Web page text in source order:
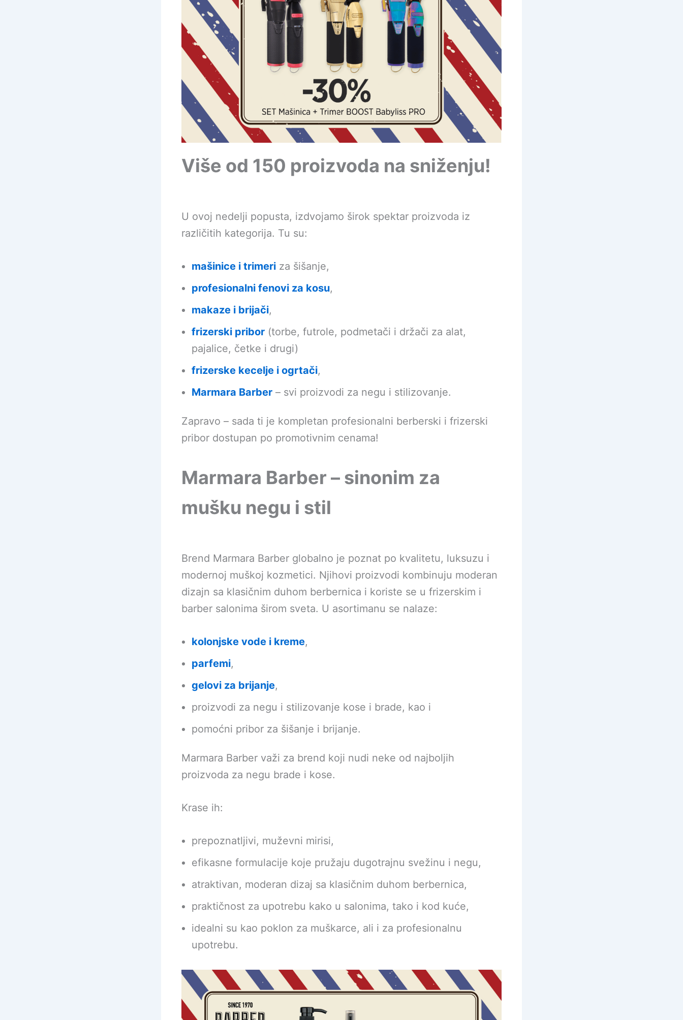
Više od 150 proizvoda na sniženju!
U ovoj nedelji popusta, izdvojamo širok spektar proizvoda iz
različitih kategorija. Tu su:
mašinice i trimeri za šišanje,
profesionalni fenovi za kosu,
makaze i brijači,
frizerski pribor (torbe, futrole, podmetači i držači za alat,
pajalice, četke i drugi)
frizerske kecelje i ogrtači,
Marmara Barber – svi proizvodi za negu i stilizovanje.
Zapravo – sada ti je kompletan profesionalni berberski i frizerski
pribor dostupan po promotivnim cenama!
Marmara Barber – sinonim za
mušku negu i stil
Brend Marmara Barber globalno je poznat po kvalitetu, luksuzu i
modernoj muškoj kozmetici. Njihovi proizvodi kombinuju moderan
dizajn sa klasičnim duhom berbernica i koriste se u frizerskim i
barber salonima širom sveta. U asortimanu se nalaze:
kolonjske vode i kreme,
parfemi,
gelovi za brijanje,
proizvodi za negu i stilizovanje kose i brade, kao i
pomoćni pribor za šišanje i brijanje.
Marmara Barber važi za brend koji nudi neke od najboljih
proizvoda za negu brade i kose.
Krase ih:
prepoznatljivi, muževni mirisi,
efikasne formulacije koje pružaju dugotrajnu svežinu i negu,
atraktivan, moderan dizaj sa klasičnim duhom berbernica,
praktičnost za upotrebu kako u salonima, tako i kod kuće,
idealni su kao poklon za muškarce, ali i za profesionalnu
upotrebu.